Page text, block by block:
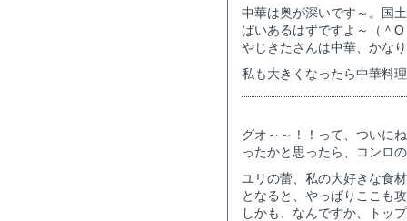
中華は奥が深いです～。国
ぱいあるはずですよ～（＾O
やじきたさんは中華、かな
私も大きくなったら中華料
グオ～～！！って、ついに
ったかと思ったら、コンロ
ユリの蕾、私の大好きな食
となると、やっぱりここも
しかも、なんですか、トッ